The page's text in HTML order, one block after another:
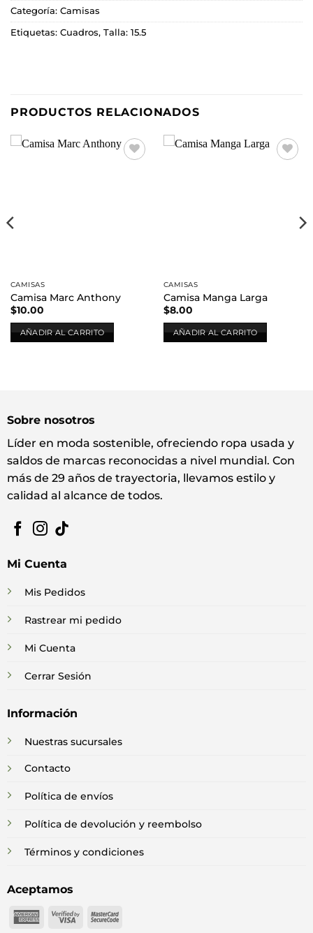
Categoría: Camisas
Etiquetas: Cuadros, Talla: 15.5
PRODUCTOS RELACIONADOS
CAMISAS
Camisa Marc Anthony
$10.00
AÑADIR AL CARRITO
CAMISAS
Camisa Manga Larga
$8.00
AÑADIR AL CARRITO
Sobre nosotros
Líder en moda sostenible, ofreciendo ropa usada y
saldos de marcas reconocidas a nivel mundial. Con
más de 29 años de trayectoria, llevamos estilo y
calidad al alcance de todos.
Mi Cuenta
Mis Pedidos
Rastrear mi pedido
Mi Cuenta
Cerrar Sesión
Información
Nuestras sucursales
Contacto
Política de envíos
Política de devolución y reembolso
Términos y condiciones
Aceptamos
American
Visa
MasterCard